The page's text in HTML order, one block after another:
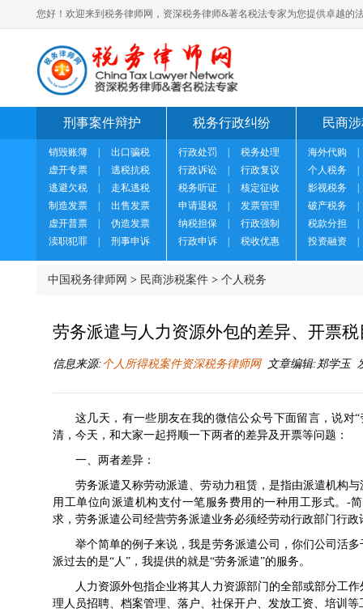
您好！欢迎来到税务律师网，资深税务律师&著名税法专家为您提供卓越的
刑事案件辩护
销毁账簿
出口骗税
虚开专票
逃税抗税
逃避欠税
走私逃税
制造发票
出售发票
虚开普票
伪造发票
渎职犯罪
刑事申诉
税务行政纠纷
行政处罚
税务处理
行政诉讼
行政复议
税务听证
核定征收
申请退税
发票管理
纳税担保
行政强制
行政申诉
税收优惠
民商
海外代购
个人税务
影视税务
破产税务
税款分担
投资融资
中国税务律师网 > 民商涉税案件 > 个人税务
劳务派遣与人力资源外包的差异、开票
信息来源:个人所得税案件资深税务律师网文章编辑:郑学玉
这几天，有一些朋友在我的微信公众号下面留言，说对
清，今天，和大家一起捋顺一下两者的差异及开票等问题：
一、两者差异：
劳务派遣又称劳动派遣、劳动力租赁，是指由派遣机构与
用工单位向派遣机构支付一笔服务费用的一种用工形式。-
求，劳务派遣公司经营劳务派遣业务必须经劳动行政部门行
举个简单的例子来说，我是劳务派遣公司，你们公司活多
派过去的是“人”，我提供的就是“劳务派遣”的服务。
人力资源外包指企业将其人力资源部门的全部或部分工作
理人员招聘、档案管理、落户、社保开户、发放工资、培训